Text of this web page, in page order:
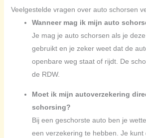
Veelgestelde vragen over auto schorsen
Wanneer mag ik mijn auto
Je mag je auto schorsen als je
gebruikt en je zeker weet dat de
openbare weg staat of rijdt. De
de RDW.
Moet ik mijn autoverzekering
schorsing?
Bij een geschorste auto ben je
een verzekering te hebben. Je